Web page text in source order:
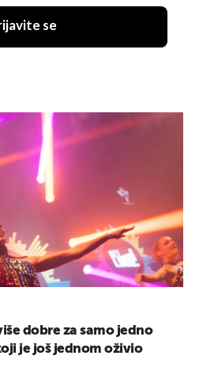
se
dobre za samo jedno
je još jednom oživio